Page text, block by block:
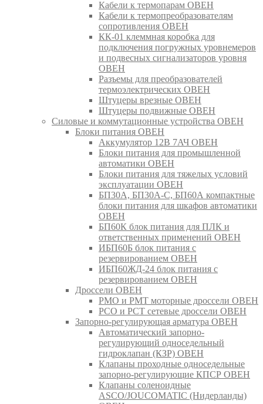
Кабели к термопарам ОВЕН
Кабели к термопреобразователям
сопротивления ОВЕН
КК-01 клеммная коробка для
подключения погружных уровнемеров
и подвесных сигнализаторов уровня
ОВЕН
Разъемы для преобразователей
термоэлектрических ОВЕН
Штуцеры врезные ОВЕН
Штуцеры подвижные ОВЕН
Силовые и коммутационные устройства ОВЕН
Блоки питания ОВЕН
Аккумулятор 12В 7АЧ ОВЕН
Блоки питания для промышленной
автоматики ОВЕН
Блоки питания для тяжелых условий
эксплуатации ОВЕН
БП30А, БП30А-С, БП60А компактные
блоки питания для шкафов автоматики
ОВЕН
БП60К блок питания для ПЛК и
ответственных применений ОВЕН
ИБП60Б блок питания с
резервированием ОВЕН
ИБП60ЖД-24 блок питания с
резервированием ОВЕН
Дроссели ОВЕН
РМО и РМТ моторные дроссели ОВЕН
РСО и РСТ сетевые дроссели ОВЕН
Запорно-регулирующая арматура ОВЕН
Автоматический запорно-
регулирующий односедельный
гидроклапан (КЗР) ОВЕН
Клапаны проходные односедельные
запорно-регулирующие КПСР ОВЕН
Клапаны соленоидные
ASCO/JOUCOMATIC (Нидерланды)